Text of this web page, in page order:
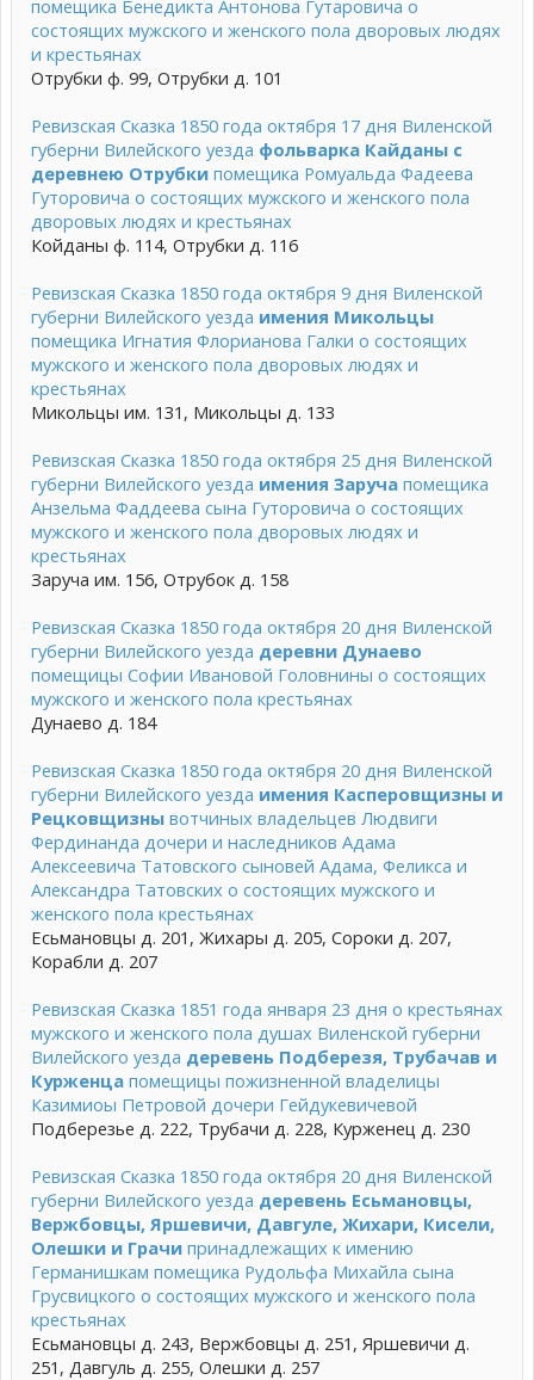
помещика Бенедикта Антонова Гутаровича о
состоящих мужского и женского пола дворовых людях
и крестьянах
Отрубки ф. 99, Отрубки д. 101
Ревизская Сказка 1850 года октября 17 дня Виленской
губерни Вилейского уезда фольварка Кайданы с
деревнею Отрубки помещика Ромуальда Фадеева
Гуторовича о состоящих мужского и женского пола
дворовых людях и крестьянах
Койданы ф. 114, Отрубки д. 116
Ревизская Сказка 1850 года октября 9 дня Виленской
губерни Вилейского уезда имения Микольцы
помещика Игнатия Флорианова Галки о состоящих
мужского и женского пола дворовых людях и
крестьянах
Микольцы им. 131, Микольцы д. 133
Ревизская Сказка 1850 года октября 25 дня Виленской
губерни Вилейского уезда имения Заруча помещика
Анзельма Фаддеева сына Гуторовича о состоящих
мужского и женского пола дворовых людях и
крестьянах
Заруча им. 156, Отрубок д. 158
Ревизская Сказка 1850 года октября 20 дня Виленской
губерни Вилейского уезда деревни Дунаево
помещицы Софии Ивановой Головнины о состоящих
мужского и женского пола крестьянах
Дунаево д. 184
Ревизская Сказка 1850 года октября 20 дня Виленской
губерни Вилейского уезда имения Касперовщизны и
Рецковщизны вотчиных владельцев Людвиги
Фердинанда дочери и наследников Адама
Алексеевича Татовского сыновей Адама, Феликса и
Александра Татовских о состоящих мужского и
женского пола крестьянах
Есьмановцы д. 201, Жихары д. 205, Сороки д. 207,
Корабли д. 207
Ревизская Сказка 1851 года января 23 дня о крестьянах
мужского и женского пола душах Виленской губерни
Вилейского уезда деревень Подберезя, Трубачав и
Курженца помещицы пожизненной владелицы
Казимиоы Петровой дочери Гейдукевичевой
Подберезье д. 222, Трубачи д. 228, Курженец д. 230
Ревизская Сказка 1850 года октября 20 дня Виленской
губерни Вилейского уезда деревень Есьмановцы,
Вержбовцы, Яршевичи, Давгуле, Жихари, Кисели,
Олешки и Грачи принадлежащих к имению
Германишкам помещика Рудольфа Михайла сына
Грусвицкого о состоящих мужского и женского пола
крестьянах
Есьмановцы д. 243, Вержбовцы д. 251, Яршевичи д.
251, Давгуль д. 255, Олешки д. 257